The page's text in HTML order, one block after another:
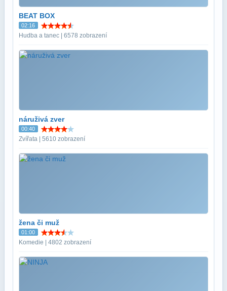
BEAT BOX
02:16
Hudba a tanec | 6578 zobrazení
náruživá zver
00:40
Zvířata | 5610 zobrazení
žena či muž
01:00
Komedie | 4802 zobrazení